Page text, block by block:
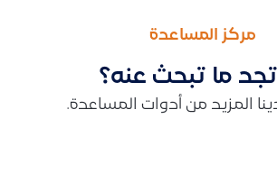
مركز المساعدة
ما تبحث عنه؟
المزيد من أدوات المساعدة.